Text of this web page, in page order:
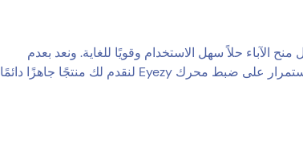
الآباء حلاً سهل الاستخدام وقويًا للغاية. ونعد بعدم
الاكتفاء بما حققناه. فنحن نعمل باستمرار على ضبط محرك Eyezy لنقدم لك منتجًا جاهزًا دائمًا